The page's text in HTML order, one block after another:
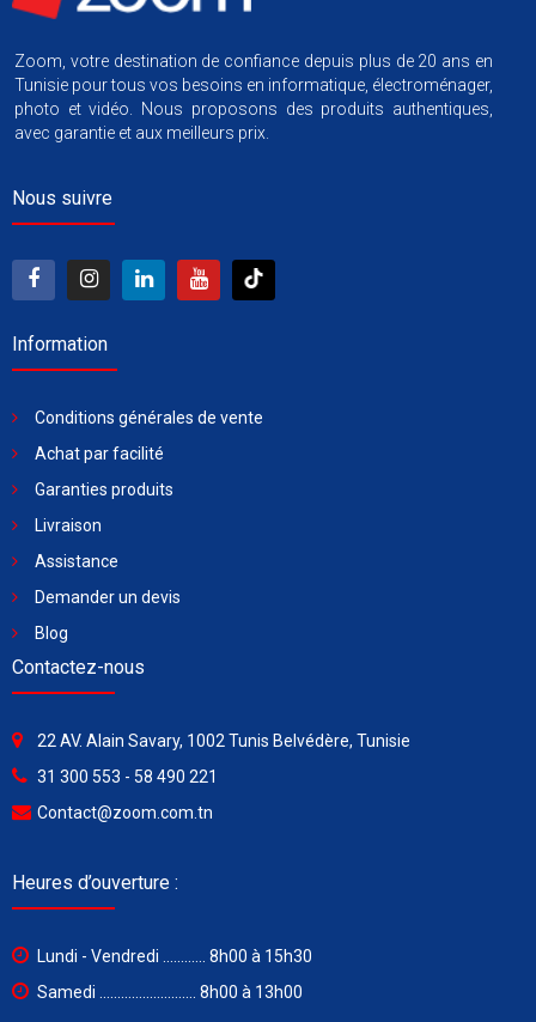
Zoom, votre destination de confiance depuis plus de 20 ans en
Tunisie pour tous vos besoins en informatique, électroménager,
photo et vidéo. Nous proposons des produits authentiques,
avec garantie et aux meilleurs prix.
Nous suivre
Information
Conditions générales de vente
Achat par facilité
Garanties produits
Livraison
Assistance
Demander un devis
Blog
Contactez-nous
22 AV. Alain Savary, 1002 Tunis Belvédère, Tunisie
31 300 553 - 58 490 221
Contact@zoom.com.tn
Heures d’ouverture :
Lundi - Vendredi ............ 8h00 à 15h30
Samedi ........................... 8h00 à 13h00